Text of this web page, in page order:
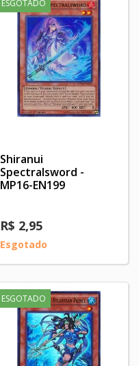
ESGOTADO
Shiranui
Spectralsword -
MP16-EN199
R$ 2,95
Esgotado
ESGOTADO